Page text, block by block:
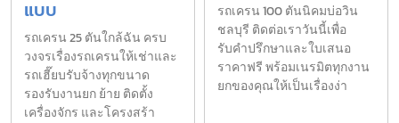
แบบ
รถเครน 25 ตันใกล้ฉัน ครบ
วงจรเรื่องรถเครนให้เช่าและ
รถเฮี๊ยบรับจ้างทุกขนาด
รองรับงานยก ย้าย ติดตั้ง
เครื่องจักร และโครงสร้า
รถเครน 100 ตันนิคมบ่อวิน
ชลบุรี ติดต่อเราวันนี้เพื่อ
รับคำปรึกษาและใบเสนอ
ราคาฟรี พร้อมเนรมิตทุกงาน
ยกของคุณให้เป็นเรื่องง่า